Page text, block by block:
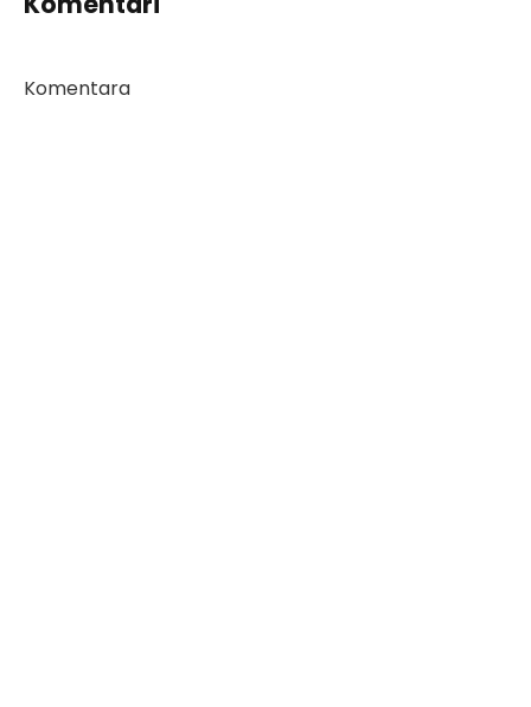
Komentara